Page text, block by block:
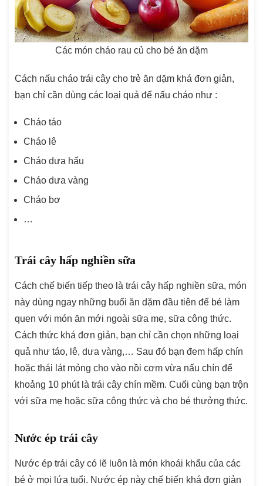
Các món cháo rau củ cho bé ăn dặm
Cách nấu cháo trái cây cho trẻ ăn dặm khá đơn giản,
bạn chỉ cần dùng các loại quả để nấu cháo như :
Cháo táo
Cháo lê
Cháo dưa hấu
Cháo dưa vàng
Cháo bơ
…
Trái cây hấp nghiền sữa
Cách chế biến tiếp theo là trái cây hấp nghiền sữa, món
này dùng ngay những buổi ăn dặm đầu tiên để bé làm
quen với món ăn mới ngoài sữa mẹ, sữa công thức.
Cách thức khá đơn giản, bạn chỉ cần chọn những loại
quả như táo, lê, dưa vàng,… Sau đó bạn đem hấp chín
hoặc thái lát mỏng cho vào nồi cơm vừa nấu chín để
khoảng 10 phút là trái cây chín mềm. Cuối cùng bạn trộn
với sữa mẹ hoặc sữa công thức và cho bé thưởng thức.
Nước ép trái cây
Nước ép trái cây có lẽ luôn là món khoái khẩu của các
bé ở mọi lứa tuổi. Nước ép này chế biến khá đơn giản